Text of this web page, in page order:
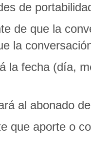
de
de que la
la
la fecha (día,
al abonado
que aporte o